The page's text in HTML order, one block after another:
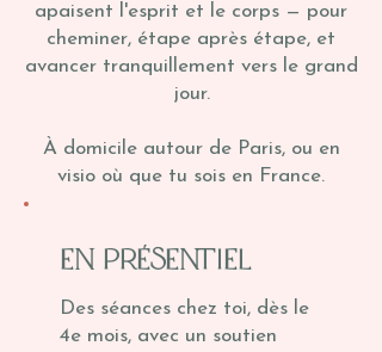
apaisent l'esprit et le corps — pour
cheminer, étape après étape, et
avancer tranquillement vers le grand
jour.
À domicile autour de Paris, ou en
visio où que tu sois en France.
en présentiel
Des séances chez toi, dès le
4e mois, avec un soutien